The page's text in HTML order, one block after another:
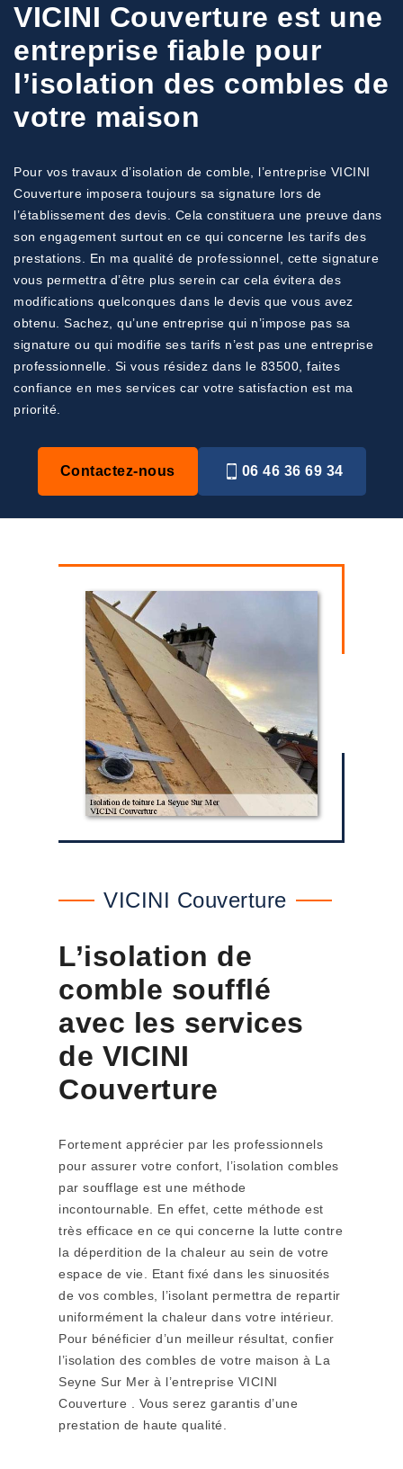
VICINI Couverture est une
entreprise fiable pour
l’isolation des combles de
votre maison
Pour vos travaux d’isolation de comble, l’entreprise VICINI
Couverture imposera toujours sa signature lors de
l’établissement des devis. Cela constituera une preuve dans
son engagement surtout en ce qui concerne les tarifs des
prestations. En ma qualité de professionnel, cette signature
vous permettra d’être plus serein car cela évitera des
modifications quelconques dans le devis que vous avez
obtenu. Sachez, qu’une entreprise qui n’impose pas sa
signature ou qui modifie ses tarifs n’est pas une entreprise
professionnelle. Si vous résidez dans le 83500, faites
confiance en mes services car votre satisfaction est ma
priorité.
Contactez-nous 06 46 36 69 34
VICINI Couverture
L’isolation de
comble soufflé
avec les services
de VICINI
Couverture
Fortement apprécier par les professionnels
pour assurer votre confort, l’isolation combles
par soufflage est une méthode
incontournable. En effet, cette méthode est
très efficace en ce qui concerne la lutte contre
la déperdition de la chaleur au sein de votre
espace de vie. Etant fixé dans les sinuosités
de vos combles, l’isolant permettra de repartir
uniformément la chaleur dans votre intérieur.
Pour bénéficier d’un meilleur résultat, confier
l’isolation des combles de votre maison à La
Seyne Sur Mer à l’entreprise VICINI
Couverture . Vous serez garantis d’une
prestation de haute qualité.